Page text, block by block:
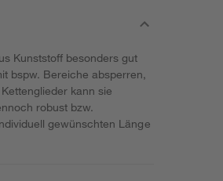
Kunststoff besonders gut
bspw. Bereiche absperren,
kann sie
robust bzw.
gewünschten Länge